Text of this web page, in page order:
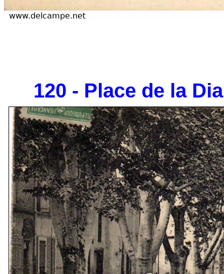
120 - Place de la